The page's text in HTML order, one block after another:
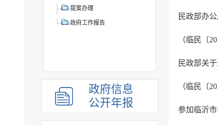
提案办理
政府工作报告
政府信息
公开年报
民政部办
民政部关
参加临沂